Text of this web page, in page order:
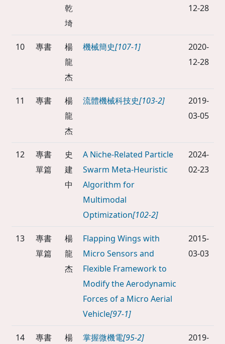
乾
埼
12-28
10 專書
楊
龍
杰
機械簡史[107-1]
2020-
12-28
11 專書
楊
龍
杰
流體機械科技史[103-2]
2019-
03-05
12
專書
單篇
史
建
中
A Niche-Related Particle
Swarm Meta-Heuristic
Algorithm for
Multimodal
Optimization[102-2]
2024-
02-23
13
專書
單篇
楊
龍
杰
Flapping Wings with
Micro Sensors and
Flexible Framework to
Modify the Aerodynamic
Forces of a Micro Aerial
Vehicle[97-1]
2015-
03-03
14 專書
楊
掌握微機電[95-2]
2019-